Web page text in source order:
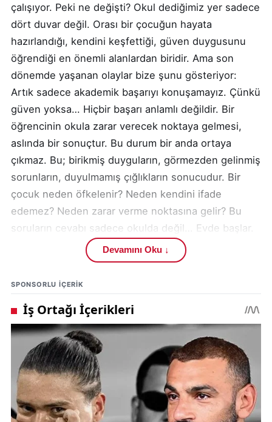
çalışıyor. Peki ne değişti? Okul dediğimiz yer sadece
dört duvar değil. Orası bir çocuğun hayata
hazırlandığı, kendini keşfettiği, güven duygusunu
öğrendiği en önemli alanlardan biridir. Ama son
dönemde yaşanan olaylar bize şunu gösteriyor:
Artık sadece akademik başarıyı konuşamayız. Çünkü
güven yoksa… Hiçbir başarı anlamlı değildir. Bir
öğrencinin okula zarar verecek noktaya gelmesi,
aslında bir sonuçtur. Bu durum bir anda ortaya
çıkmaz. Bu; birikmiş duyguların, görmezden gelinmiş
sorunların, duyulmamış çığlıkların sonucudur. Bir
çocuk neden öfkelenir? Neden kendini ifade
edemez? Neden zarar verme noktasına gelir? Bu
soruların cevabı sadece okulda değil… Evde başlar.
Çocuklar en çok nerede şekillenir? Ailede. Eğer bir
çocuk: Sürekli eleştiriliyorsa, Sevilmediğini
hissediyorsa, Kıyaslanıyorsa, Duyulmadığını
düşünüyorsa… O çocuk içe kapanır ya da dışa taşar.
Ve biz genelde dışa taşanı görürüz. Ama asıl tehlike
çoğu zaman sessizliktir. Bugün okullarda güvenlik
konuşuluyorsa, bu sadece fiziki bir önlem meselesi
değildir. Elbette güvenlik görevlileri, kamera
sistemleri, kontrollü girişler önemlidir. Ama asıl
mesele şu: Biz çocukların ruhuna ne kadar
dokunuyoruz? Rehberlik servisleri gerçekten aktif
Devamını Oku ↓
SPONSORLU IÇERIK